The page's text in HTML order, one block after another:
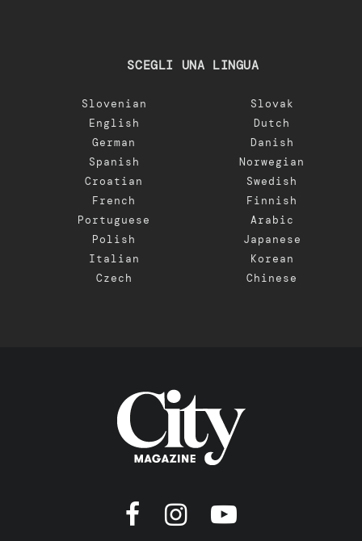
SCEGLI UNA LINGUA
Slovenian
English
German
Spanish
Croatian
French
Portuguese
Polish
Italian
Czech
Slovak
Dutch
Danish
Norwegian
Swedish
Finnish
Arabic
Japanese
Korean
Chinese